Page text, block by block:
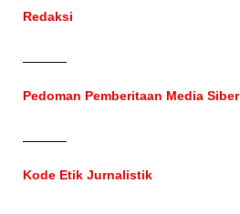
Redaksi
Pedoman Pemberitaan Media Siber
Kode Etik Jurnalistik